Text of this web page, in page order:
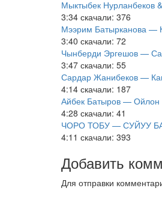
Мыктыбек
3:34 скачали: 376
Мээрим Батырканова —
3:40 скачали: 72
Чынберди Эргешов —
3:47 скачали: 55
Сардар Жанибеков —
4:14 скачали: 187
Айбек Батыров — Ойлон
4:28 скачали: 41
ЧОРО ТОБУ — СУЙУУ
4:11 скачали: 393
Добавить
Для отправки